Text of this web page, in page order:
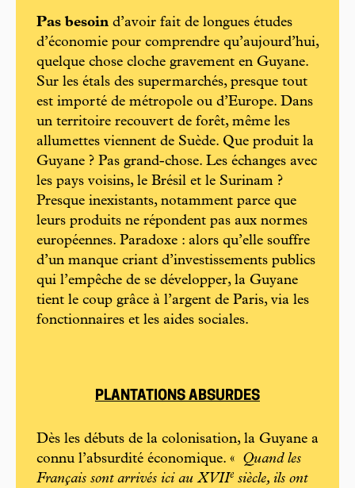
Pas besoin d’avoir fait de longues études
d’économie pour comprendre qu’aujourd’hui,
quelque chose cloche gravement en Guyane.
Sur les étals des supermarchés, presque tout
est importé de métropole ou d’Europe. Dans
un territoire recouvert de forêt, même les
allumettes viennent de Suède. Que produit la
Guyane ? Pas grand-chose. Les échanges avec
les pays voisins, le Brésil et le Surinam ?
Presque inexistants, notamment parce que
leurs produits ne répondent pas aux normes
européennes. Paradoxe : alors qu’elle souffre
d’un manque criant d’investissements publics
qui l’empêche de se développer, la Guyane
tient le coup grâce à l’argent de Paris, via les
fonctionnaires et les aides sociales.
PLANTATIONS ABSURDES
Dès les débuts de la colonisation, la Guyane a
connu l’absurdité économique. «
Quand les
Français sont arrivés ici au XVIIe siècle, ils ont